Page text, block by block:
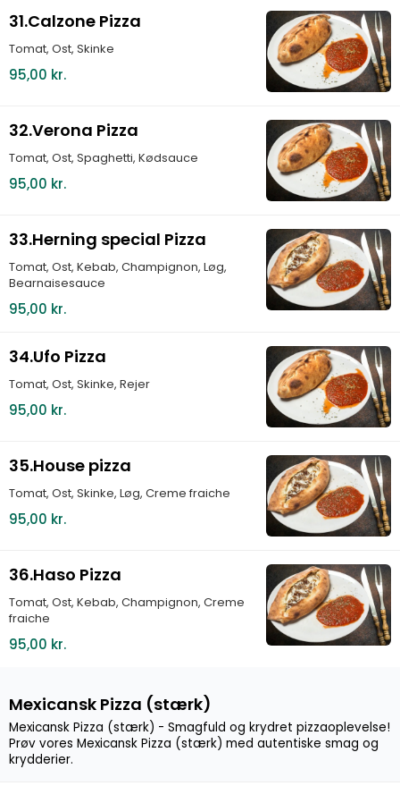
31.Calzone Pizza
Tomat, Ost, Skinke
95,00 kr.
32.Verona Pizza
Tomat, Ost, Spaghetti, Kødsauce
95,00 kr.
33.Herning special Pizza
Tomat, Ost, Kebab, Champignon, Løg,
Bearnaisesauce
95,00 kr.
34.Ufo Pizza
Tomat, Ost, Skinke, Rejer
95,00 kr.
35.House pizza
Tomat, Ost, Skinke, Løg, Creme fraiche
95,00 kr.
36.Haso Pizza
Tomat, Ost, Kebab, Champignon, Creme
fraiche
95,00 kr.
Mexicansk Pizza (stærk)
Mexicansk Pizza (stærk) - Smagfuld og krydret pizzaoplevelse!
Prøv vores Mexicansk Pizza (stærk) med autentiske smag og
krydderier.